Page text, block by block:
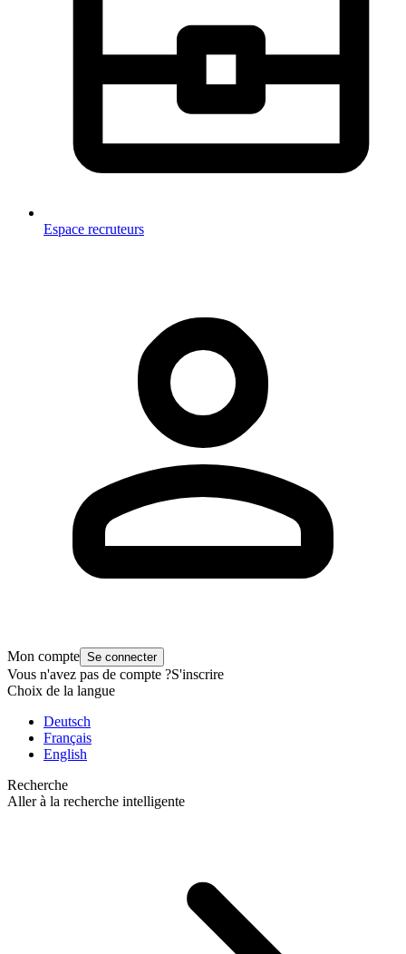
Espace recruteurs
Mon compte Se connecter
Vous n'avez pas de compte ?S'inscrire
Choix de la langue
Deutsch
Français
English
Recherche
Aller à la recherche intelligente